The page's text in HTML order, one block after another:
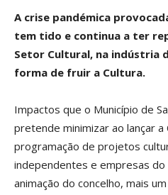
A crise pandémica
tem tido e continua a ter
Setor Cultural, na indústria
forma de fruir a Cultura.
Impactos que o Município de
pretende minimizar ao lançar a
programação de projetos
independentes e empresas
animação do concelho, mais